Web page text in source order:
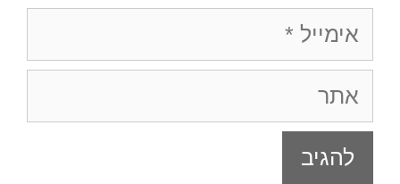
אימייל
אתר